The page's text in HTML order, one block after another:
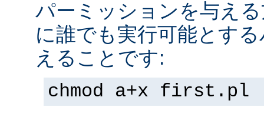
パーミッションを与え
に誰でも実行可能とす
えることです:
chmod a+x first.pl